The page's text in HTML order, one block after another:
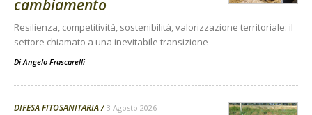
cambiamento
Resilienza, competitività, sostenibilità, valorizzazione territoriale: il
settore chiamato a una inevitabile transizione
DiAngelo Frascarelli
DIFESA FITOSANITARIA 3 Agosto 2026